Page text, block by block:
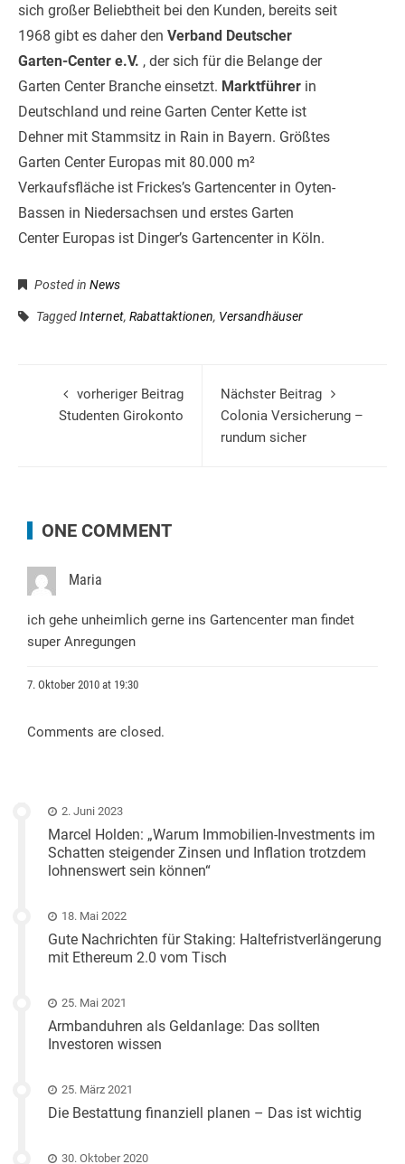
sich großer Beliebtheit bei den Kunden, bereits seit
1968 gibt es daher den Verband Deutscher
Garten-Center e.V. , der sich für die Belange der
Garten Center Branche einsetzt. Marktführer in
Deutschland und reine Garten Center Kette ist
Dehner mit Stammsitz in Rain in Bayern. Größtes
Garten Center Europas mit 80.000 m²
Verkaufsfläche ist Frickes’s Gartencenter in Oyten-
Bassen in Niedersachsen und erstes Garten
Center Europas ist Dinger’s Gartencenter in Köln.
Posted in News
TaggedInternet, Rabattaktionen, Versandhäuser
vorheriger Beitrag
Studenten Girokonto
Nächster Beitrag
Colonia Versicherung –
rundum sicher
ONE COMMENT
Maria
ich gehe unheimlich gerne ins Gartencenter man findet
super Anregungen
7. Oktober 2010 at 19:30
Comments are closed.
2. Juni 2023
Marcel Holden: „Warum Immobilien-Investments im
Schatten steigender Zinsen und Inflation trotzdem
lohnenswert sein können“
18. Mai 2022
Gute Nachrichten für Staking: Haltefristverlängerung
mit Ethereum 2.0 vom Tisch
25. Mai 2021
Armbanduhren als Geldanlage: Das sollten
Investoren wissen
25. März 2021
Die Bestattung finanziell planen – Das ist wichtig
30. Oktober 2020